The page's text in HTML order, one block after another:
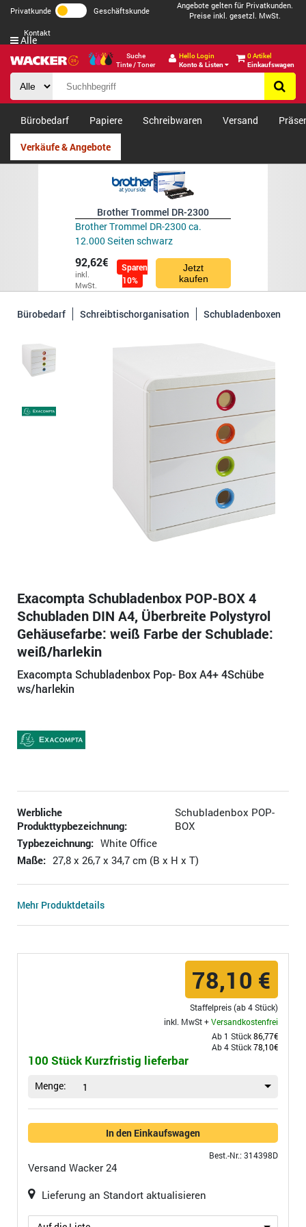
Privatkunde Geschäftskunde
Angebote gelten für Privatkunden.
Preise inkl. gesetzl. MwSt.
Kontakt
Suche
Tinte / Toner
Hello Login
Konto & Listen
0 Artikel
Einkaufswagen
Alle
Bürobedarf Papiere Schreibwaren Versand
Verkäufe & Angebote
Brother Trommel DR-2300
Brother Trommel DR-2300 ca.
12.000 Seiten schwarz
92,62€
inkl.
MwSt.
Sparen
10%
Jetzt
kaufen
Bürobedarf Schreibtischorganisation Schubladenboxen
Exacompta Schubladenbox POP-BOX 4
Schubladen DIN A4, Überbreite Polystyrol
Gehäusefarbe: weiß Farbe der Schublade:
weiß/harlekin
Exacompta Schubladenbox Pop- Box A4+ 4Schübe
ws/harlekin
Werbliche
Produkttypbezeichnung:
Schubladenbox POP-
BOX
Typbezeichnung: White Office
Maße: 27,8 x 26,7 x 34,7 cm (B x H x T)
Mehr Produktdetails
78,10 €
Staffelpreis (ab 4 Stück)
inkl. MwSt +Versandkostenfrei
Ab 1 Stück86,77€
Ab 4 Stück78,10€
100 Stück Kurzfristig lieferbar
Menge: 1
In den Einkaufswagen
Best.-Nr.: 314398D
Versand Wacker 24
Lieferung an Standort aktualisieren